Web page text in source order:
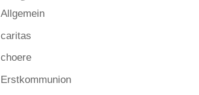
Allgemein
caritas
choere
Erstkommunion